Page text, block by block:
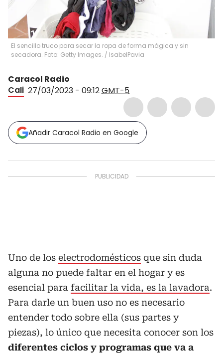
El sencillo truco para secar la ropa de forma mágica y sin
secadora. Foto: Getty Images. / IsabelPavia
Caracol Radio
Cali 27/03/2023 - 09:12GMT-5
Añadir Caracol Radio en Google
Uno de los electrodomésticos que sin duda
alguna no puede faltar en el hogar y es
esencial para facilitar la vida, es la lavadora.
Para darle un buen uso no es necesario
entender todo sobre ella (sus partes y
piezas), lo único que necesita conocer son los
diferentes ciclos y programas que va a